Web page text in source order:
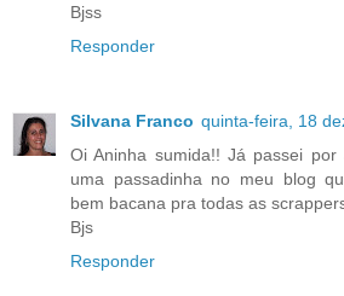
Bjss
Responder
Silvana Franco quinta-feira, 18
Oi Aninha sumida!! Já passei
uma passadinha no meu blog
bem bacana pra todas as
Bjs
Responder